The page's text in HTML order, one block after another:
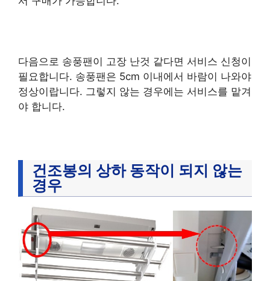
다음으로 송풍팬이 고장 난것 같다면 서비스 신청이
필요합니다. 송풍팬은 5cm 이내에서 바람이 나와야
정상이랍니다. 그렇지 않는 경우에는 서비스를 맡겨
야 합니다.
건조봉의 상하 동작이 되지 않는
경우